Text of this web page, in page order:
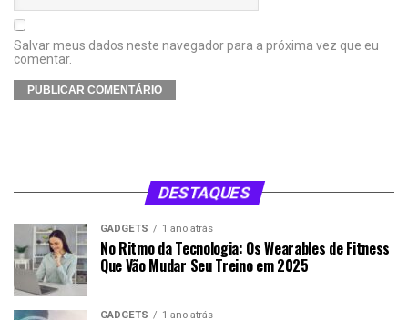
Salvar meus dados neste navegador para a próxima vez que eu
comentar.
DESTAQUES
GADGETS 1 ano atrás
No Ritmo da Tecnologia: Os Wearables de Fitness
Que Vão Mudar Seu Treino em 2025
GADGETS 1 ano atrás